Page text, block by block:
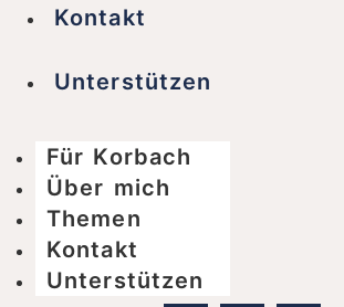
Kontakt
Unterstützen
Für Korbach
Über mich
Themen
Kontakt
Unterstützen